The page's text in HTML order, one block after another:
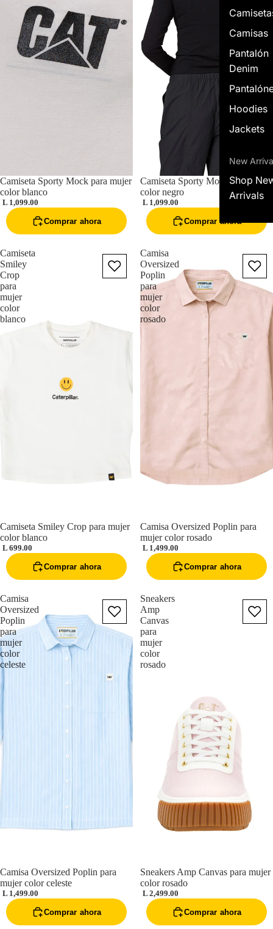
Camisas
Pantalón
Denim
Hoodies
Jackets
New
Shop
Arrivals
Camiseta Sporty Mock para mujer
color blanco
L 1,099.00
Comprar ahora
Camiseta Sporty Mock para mujer
color negro
L 1,099.00
Comprar ahora
Camiseta
Smiley
Crop
para
mujer
color
blanco
Camiseta Smiley Crop para mujer
color blanco
L 699.00
Comprar ahora
Camisa
Oversized
Poplin
para
mujer
color
rosado
Camisa Oversized Poplin para
mujer color rosado
L 1,499.00
Comprar ahora
Camisa
Oversized
Poplin
para
mujer
color
celeste
Camisa Oversized Poplin para
mujer color celeste
L 1,499.00
Comprar ahora
Sneakers
Amp
Canvas
para
mujer
color
rosado
Sneakers Amp Canvas para mujer
color rosado
L 2,499.00
Comprar ahora